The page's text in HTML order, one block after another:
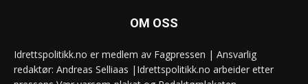
OM OSS
Idrettspolitikk.no er medlem av Fagpressen | Ansvarlig
redaktør: Andreas Selliaas |Idrettspolitikk.no arbeider etter